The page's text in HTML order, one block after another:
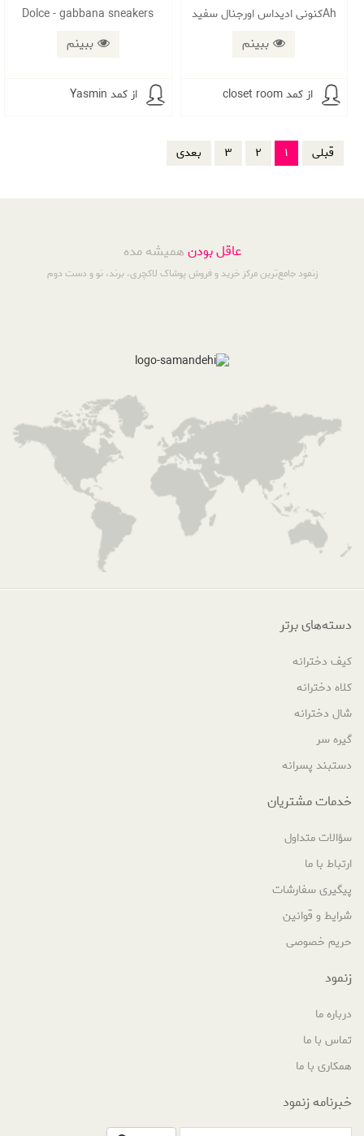
Ahکنونی ادیداس اورجنال سفید
ببینم
از کمد closet room
Dolce - gabbana sneakers
ببینم
از کمد Yasmin
قبلی 1
2
3 بعدی
عاقل بودنهمیشه مده
زنمود جامع‌ترین مرکز خرید و فروش پوشاک لاکچری، برند، نو و دست دوم
دسته‌های برتر
کیف دخترانه
کلاه دخترانه
شال دخترانه
گیره سر
دستبند پسرانه
خدمات مشتریان
سؤالات متداول
ارتباط با ما
پیگیری سفارشات
شرایط و قوانین
حریم خصوصی
زنمود
درباره ما
تماس با ما
همکاری با ما
خبرنامه زنمود